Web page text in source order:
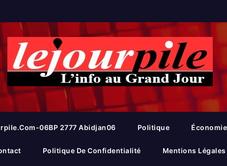
06BP 2777 Abidjan06 Politique Économie
Politique De Confidentialité Mentions Légales